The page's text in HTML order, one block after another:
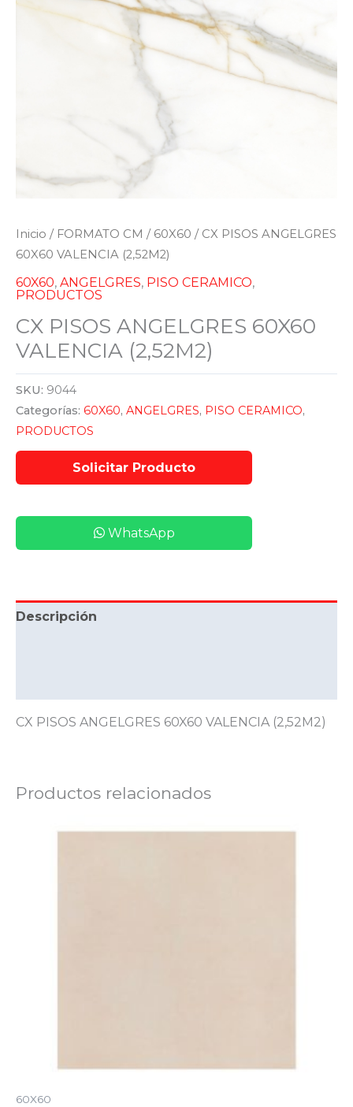
Inicio / FORMATO CM / 60X60 / CX PISOS ANGELGRES
60X60 VALENCIA (2,52M2)
60X60, ANGELGRES, PISO CERAMICO,
PRODUCTOS
CX PISOS ANGELGRES 60X60
VALENCIA (2,52M2)
SKU: 9044
Categorías: 60X60, ANGELGRES, PISO CERAMICO,
PRODUCTOS
WhatsApp
Descripción
CX PISOS ANGELGRES 60X60 VALENCIA (2,52M2)
Productos relacionados
60X60